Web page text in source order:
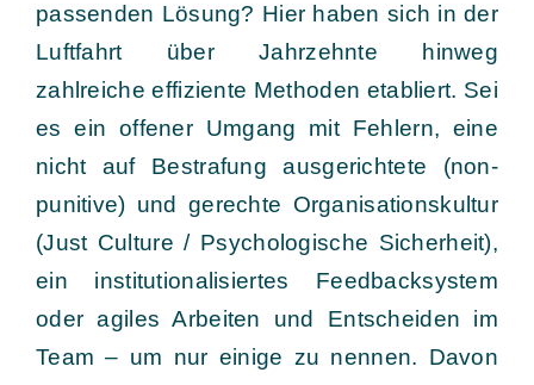
passenden Lösung? Hier haben sich in der
Luftfahrt über Jahrzehnte hinweg
zahlreiche effiziente Methoden etabliert. Sei
es ein offener Umgang mit Fehlern, eine
nicht auf Bestrafung ausgerichtete (non-
punitive) und gerechte Organisationskultur
(Just Culture / Psychologische Sicherheit),
ein institutionalisiertes Feedbacksystem
oder agiles Arbeiten und Entscheiden im
Team – um nur einige zu nennen. Davon